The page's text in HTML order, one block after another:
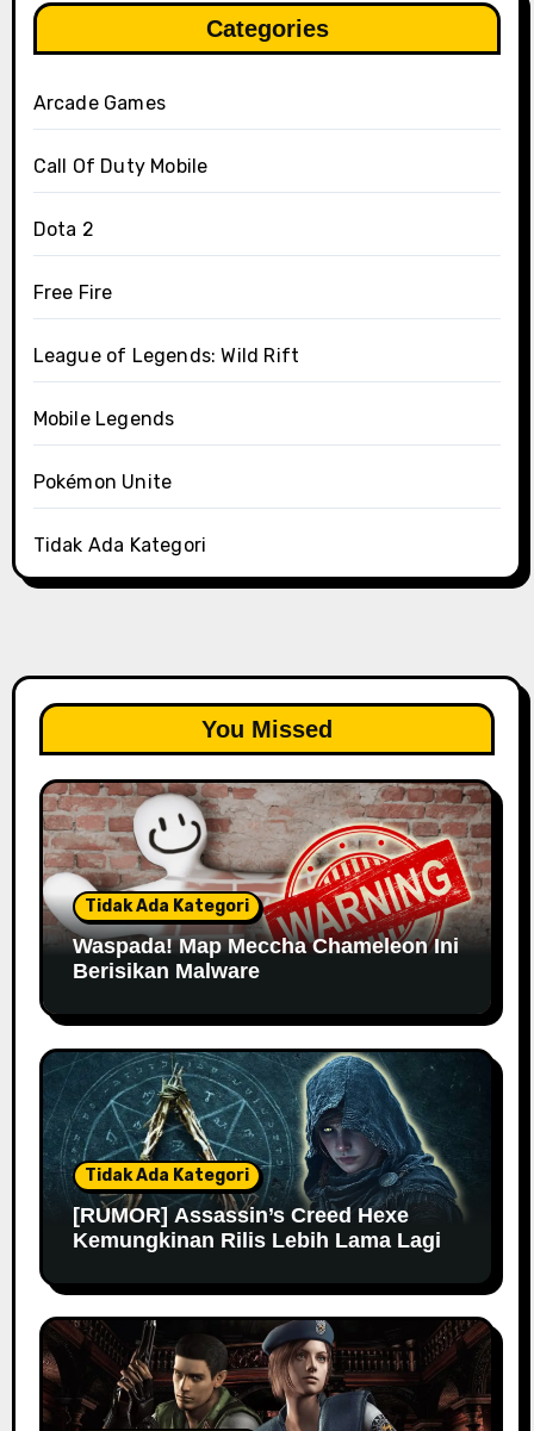
Categories
Arcade Games
Call Of Duty Mobile
Dota 2
Free Fire
League of Legends: Wild Rift
Mobile Legends
Pokémon Unite
Tidak Ada Kategori
You Missed
Tidak Ada Kategori
Waspada! Map Meccha Chameleon Ini
Berisikan Malware
Tidak Ada Kategori
[RUMOR] Assassin’s Creed Hexe
Kemungkinan Rilis Lebih Lama Lagi